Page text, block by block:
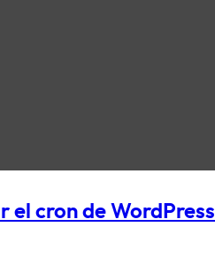
el cron de WordPress